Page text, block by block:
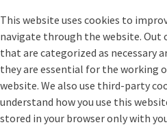
This website uses cookies to
navigate through the website. Out
that are categorized as necessary
they are essential for the working
website. We also use third-party
understand how you use this
stored in your browser only with